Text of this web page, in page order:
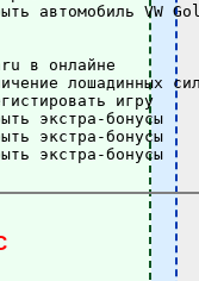
VW
в онлайне
лошадинных
игру
экстра-бонусы
экстра-бонусы
экстра-бонусы